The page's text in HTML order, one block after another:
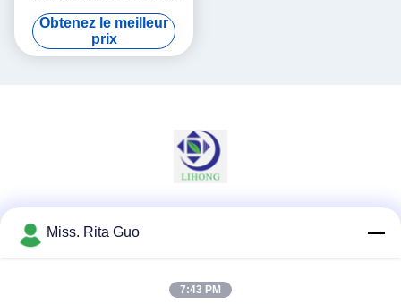
HEPA 12 kg Poids Pression
initiale inférieure à 120 Pa
Parfait pour les systèmes
Obtenez le meilleur
prix
Les réseaux sociaux
Miss. Rita Guo
7:43 PM